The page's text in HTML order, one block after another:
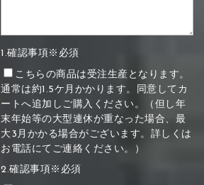
1.確認事項※必須
こちらの商品は受注生産となります。
通常は約1.5ケ月かかります。同意してカ
ートへ追加しご購入ください。（但し年
末年始等の大型連休が重なった場合、最
大3月かかる場合がございます。詳しくは
お電話にてご連絡ください。）
2.確認事項※必須